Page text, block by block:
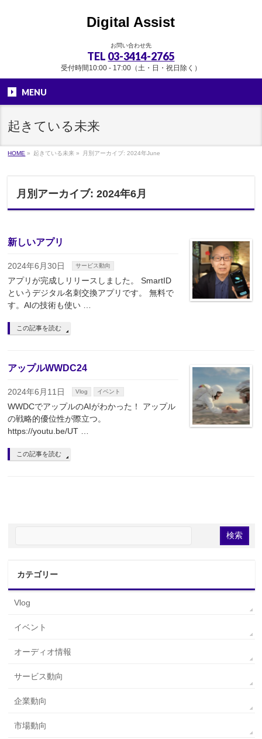
Digital Assist
お問い合わせ先
TEL 03-3414-2765
受付時間10:00 - 17:00（土・日・祝日除く）
MENU
起きている未来
HOME » 起きている未来 » 月別アーカイブ: 2024年June
月別アーカイブ: 2024年6月
新しいアプリ
2024年6月30日 サービス動向
アプリが完成しリリースしました。 SmartID
というデジタル名刺交換アプリです。 無料で
す。AIの技術も使い …
この記事を読む
アップルWWDC24
2024年6月11日 Vlog イベント
WWDCでアップルのAIがわかった！ アップル
の戦略的優位性が際立つ。
https://youtu.be/UT …
この記事を読む
カテゴリー
Vlog
イベント
オーディオ情報
サービス動向
企業動向
市場動向